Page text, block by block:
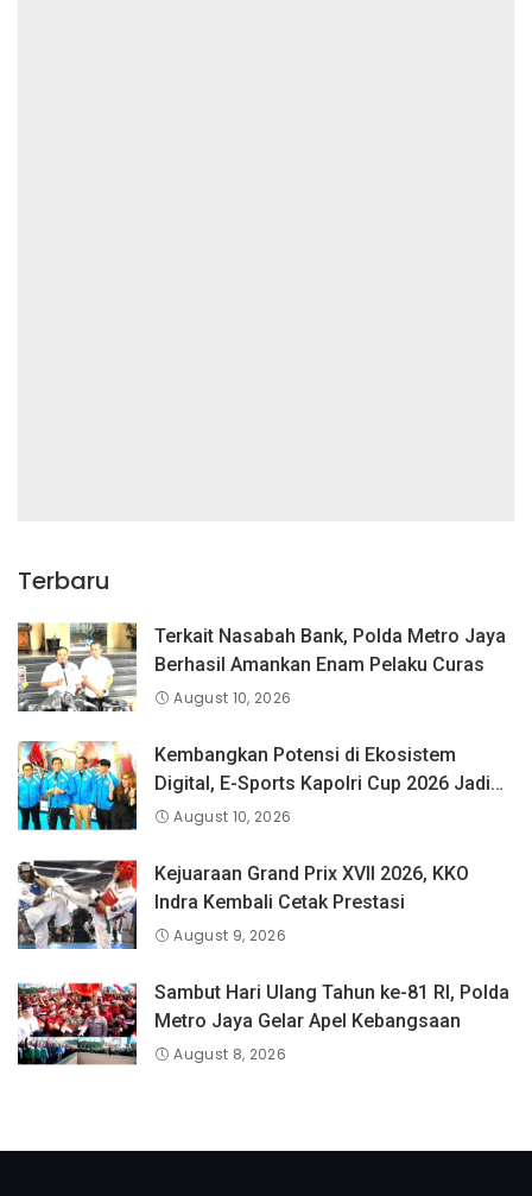
Terbaru
Terkait Nasabah Bank, Polda Metro Jaya
Berhasil Amankan Enam Pelaku Curas
August 10, 2026
Kembangkan Potensi di Ekosistem
Digital, E-Sports Kapolri Cup 2026 Jadi
Wadah Gen Z
August 10, 2026
Kejuaraan Grand Prix XVII 2026, KKO
Indra Kembali Cetak Prestasi
August 9, 2026
Sambut Hari Ulang Tahun ke-81 RI, Polda
Metro Jaya Gelar Apel Kebangsaan
August 8, 2026